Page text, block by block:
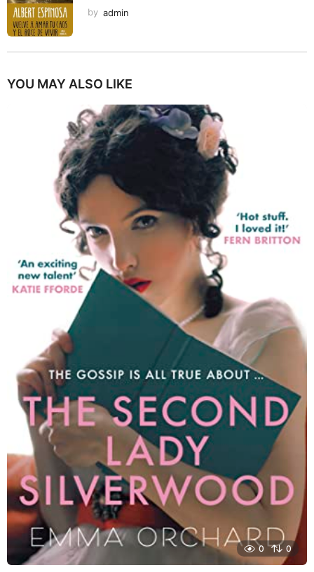
by admin
YOU MAY ALSO LIKE
0 0